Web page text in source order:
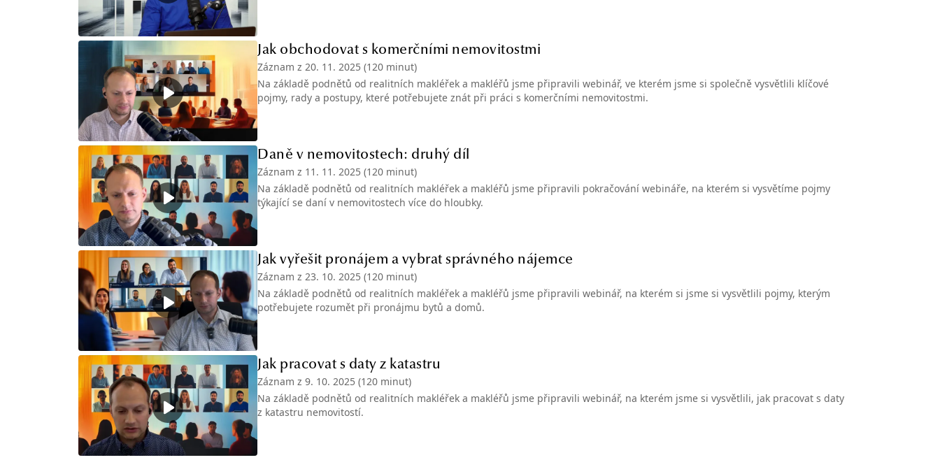
Jak obchodovat s komerčními nemovitostmi
Záznam z 20. 11. 2025 (120 minut)
Na základě podnětů od realitních makléřek a makléřů jsme připravili webinář, ve kterém jsme si společně vysvětlili klíčové
pojmy, rady a postupy, které potřebujete znát při práci s komerčními nemovitostmi.
Daně v nemovitostech: druhý díl
Záznam z 11. 11. 2025 (120 minut)
Na základě podnětů od realitních makléřek a makléřů jsme připravili pokračování webináře, na kterém si vysvětíme pojmy
týkající se daní v nemovitostech více do hloubky.
Jak vyřešit pronájem a vybrat správného nájemce
Záznam z 23. 10. 2025 (120 minut)
Na základě podnětů od realitních makléřek a makléřů jsme připravili webinář, na kterém si jsme si vysvětlili pojmy, kterým
potřebujete rozumět při pronájmu bytů a domů.
Jak pracovat s daty z katastru
Záznam z 9. 10. 2025 (120 minut)
Na základě podnětů od realitních makléřek a makléřů jsme připravili webinář, na kterém jsme si vysvětlili, jak pracovat s daty
z katastru nemovitostí.